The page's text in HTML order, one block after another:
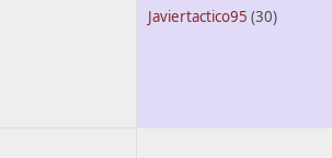
Javiertactico95 (30)